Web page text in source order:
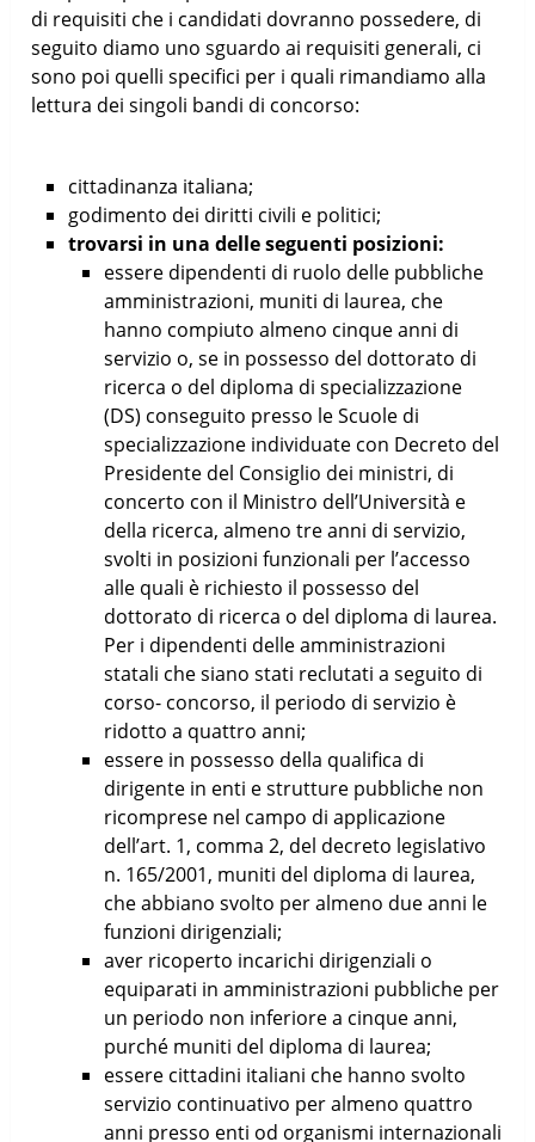
di requisiti che i candidati dovranno possedere, di
seguito diamo uno sguardo ai requisiti generali, ci
sono poi quelli specifici per i quali rimandiamo alla
lettura dei singoli bandi di concorso:
cittadinanza italiana;
godimento dei diritti civili e politici;
trovarsi in una delle seguenti posizioni:
essere dipendenti di ruolo delle pubbliche
amministrazioni, muniti di laurea, che
hanno compiuto almeno cinque anni di
servizio o, se in possesso del dottorato di
ricerca o del diploma di specializzazione
(DS) conseguito presso le Scuole di
specializzazione individuate con Decreto del
Presidente del Consiglio dei ministri, di
concerto con il Ministro dell’Università e
della ricerca, almeno tre anni di servizio,
svolti in posizioni funzionali per l’accesso
alle quali è richiesto il possesso del
dottorato di ricerca o del diploma di laurea.
Per i dipendenti delle amministrazioni
statali che siano stati reclutati a seguito di
corso- concorso, il periodo di servizio è
ridotto a quattro anni;
essere in possesso della qualifica di
dirigente in enti e strutture pubbliche non
ricomprese nel campo di applicazione
dell’art. 1, comma 2, del decreto legislativo
n. 165/2001, muniti del diploma di laurea,
che abbiano svolto per almeno due anni le
funzioni dirigenziali;
aver ricoperto incarichi dirigenziali o
equiparati in amministrazioni pubbliche per
un periodo non inferiore a cinque anni,
purché muniti del diploma di laurea;
essere cittadini italiani che hanno svolto
servizio continuativo per almeno quattro
anni presso enti od organismi internazionali